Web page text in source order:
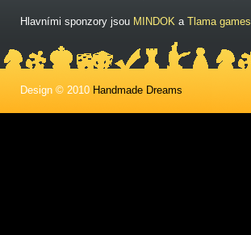
Hlavními sponzory jsou MINDOK a Tlama games
Design © 2010 Handmade Dreams